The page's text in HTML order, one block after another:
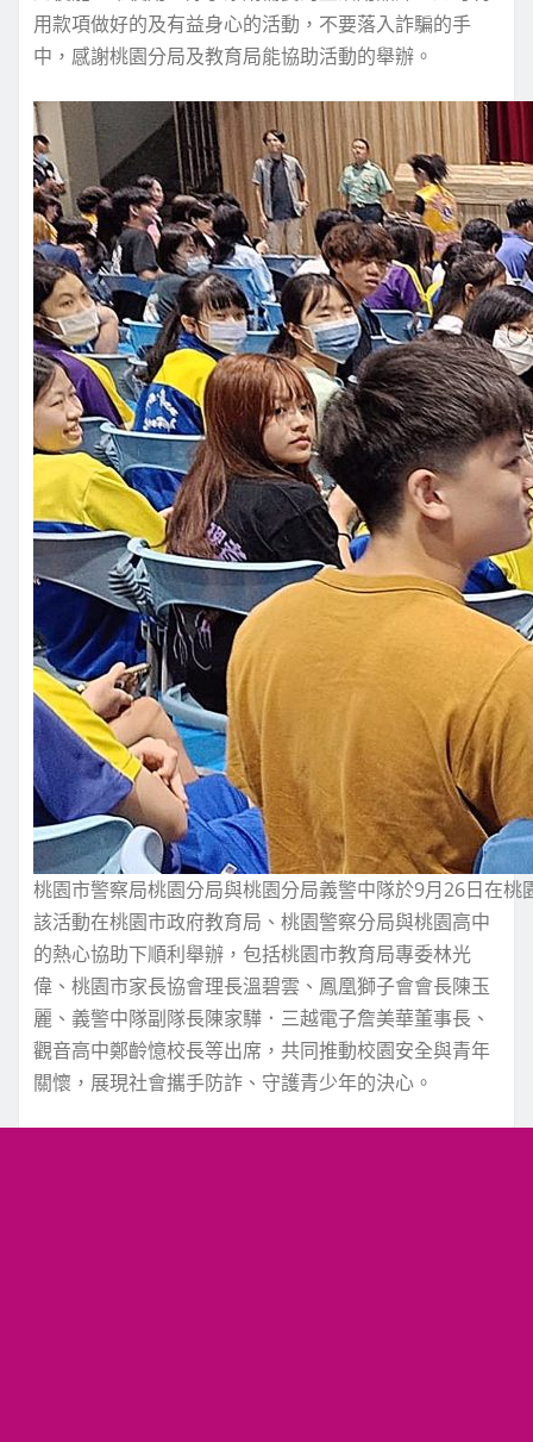
用款項做好的及有益身心的活動，不要落入詐騙的手
中，感謝桃園分局及教育局能協助活動的舉辦。
桃園市警察局桃園分局與桃園分局義警中隊於9月26日在
該活動在桃園市政府教育局、桃園警察分局與桃園高中
的熱心協助下順利舉辦，包括桃園市教育局專委林光
偉、桃園市家長協會理長溫碧雲、鳳凰獅子會會長陳玉
麗、義警中隊副隊長陳家驊．三越電子詹美華董事長、
觀音高中鄭齡憶校長等出席，共同推動校園安全與青年
關懷，展現社會攜手防詐、守護青少年的決心。